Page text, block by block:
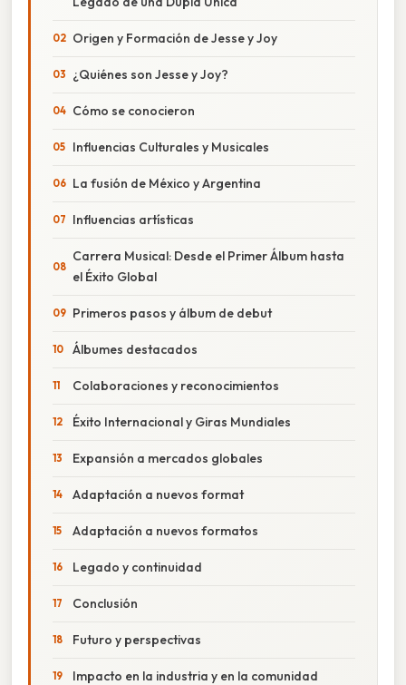
Origen y Formación de Jesse y Joy
¿Quiénes son Jesse y Joy?
Cómo se conocieron
Influencias Culturales y Musicales
La fusión de México y Argentina
Influencias artísticas
Carrera Musical: Desde el Primer Álbum hasta
el Éxito Global
Primeros pasos y álbum de debut
Álbumes destacados
Colaboraciones y reconocimientos
Éxito Internacional y Giras Mundiales
Expansión a mercados globales
Adaptación a nuevos format
Adaptación a nuevos formatos
Legado y continuidad
Conclusión
Futuro y perspectivas
Impacto en la industria y en la comunidad